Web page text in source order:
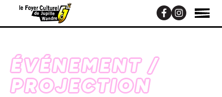
ÉVÉNEMENT /
PROJECTION